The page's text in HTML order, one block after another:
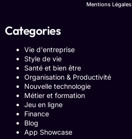
Mentions Légales
Categories
Vie d'entreprise
Style de vie
Santé et bien être
Organisation & Productivité
Nouvelle technologie
Métier et formation
Jeu en ligne
Finance
Blog
App Showcase